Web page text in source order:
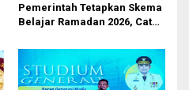
Pemerintah Tetapkan Skema
Belajar Ramadan 2026, Catat